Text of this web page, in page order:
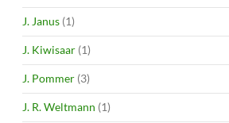
J. Janus (1)
J. Kiwisaar (1)
J. Pommer (3)
J. R. Weltmann (1)